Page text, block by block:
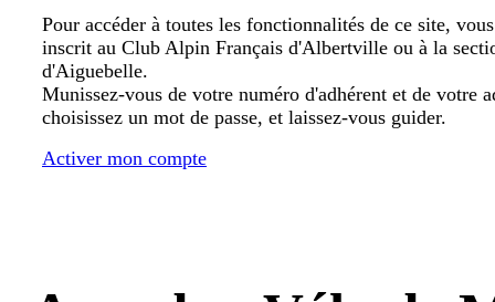
Pour accéder à toutes les fonctionnalités de ce site,
inscrit au Club Alpin Français d'Albertville ou à la
d'Aiguebelle.
Munissez-vous de votre numéro d'adhérent et de votre
choisissez un mot de passe, et laissez-vous guider.
Activer mon compte